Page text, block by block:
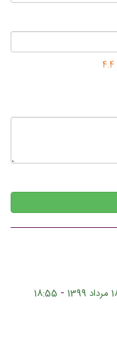
4.4
-
18:55